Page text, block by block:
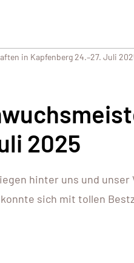
in Kapfenberg 24.–27. Juli
2025
hinter uns und
sich mit tollen